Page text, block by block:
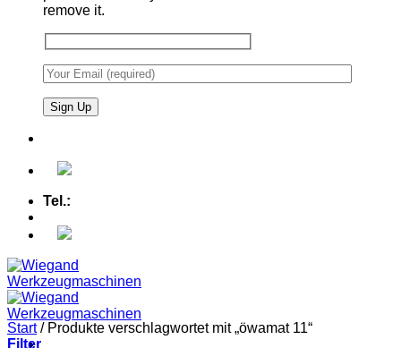
remove it.
Tel.:
Start /Produkte verschlagwortet mit „öwamat 11“
Filter